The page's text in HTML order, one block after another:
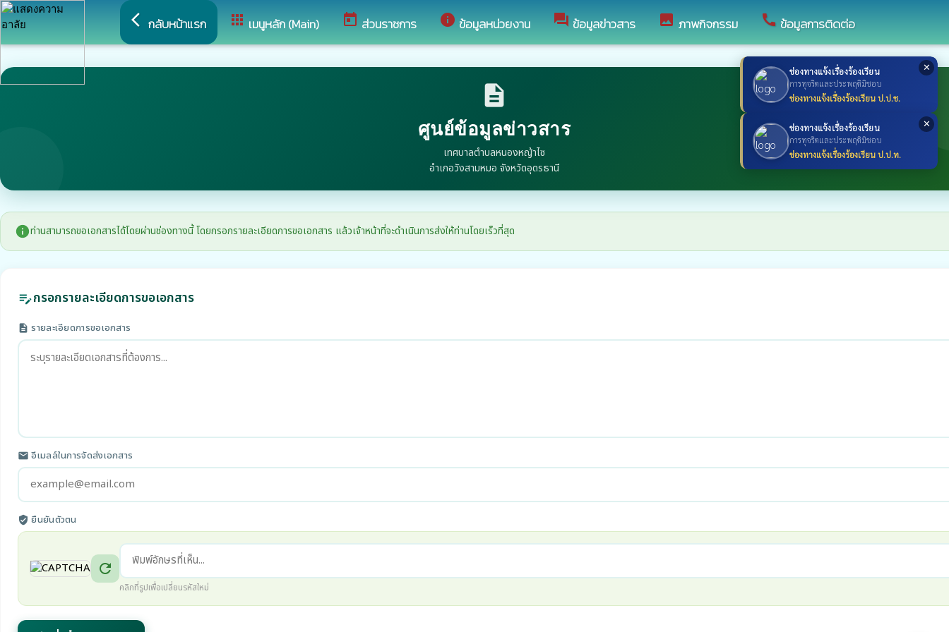
✕
ช่องทางแจ้งเรื่องร้องเรียน
การทุจริตและประพฤติมิชอบ
ช่องทางแจ้งเรื่องร้องเรียน ป.ป.ช.
✕
ช่องทางแจ้งเรื่องร้องเรียน
การทุจริตและประพฤติมิชอบ
ช่องทางแจ้งเรื่องร้องเรียน ป.ป.ท.
arrow_back_ios กลับหน้าแรก apps เมนูหลัก (Main) today ส่วนราชการ info ข้อมูลหน่วยงาน forum ข้อมูลข่าวสาร image ภาพกิจกรรม call ข้อมูลการติดต่อ
description
ศูนย์ข้อมูลข่าวสาร
เทศบาลตำบลหนองหญ้าไซ
อำเภอวังสามหมอ จังหวัดอุดรธานี
infoท่านสามารถขอเอกสารได้โดยผ่านช่องทางนี้ โดยกรอกรายละเอียดการขอเอกสาร แล้วเจ้าหน้าที่จะดำเนินการส่งให้ท่านโดยเร็วที่สุด
edit_noteกรอกรายละเอียดการขอเอกสาร
description รายละเอียดการขอเอกสาร
email อีเมลล์ในการจัดส่งเอกสาร
verified_user ยืนยันตัวตน
refresh
คลิกที่รูปเพื่อเปลี่ยนรหัสใหม่